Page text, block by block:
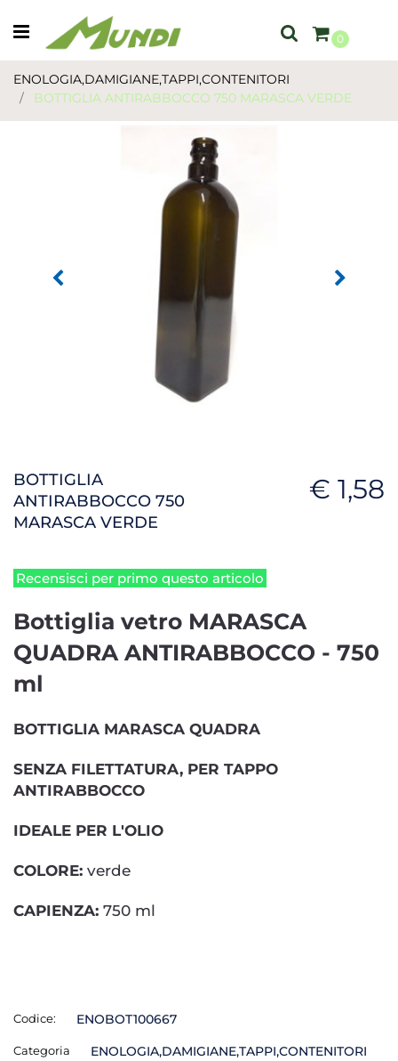
Open menu
0
ENOLOGIA,DAMIGIANE,TAPPI,CONTENITORI
BOTTIGLIA ANTIRABBOCCO 750 MARASCA VERDE
BOTTIGLIA
ANTIRABBOCCO 750
MARASCA VERDE
€ 1,58
Recensisci per primo questo articolo
Bottiglia vetro MARASCA
QUADRA ANTIRABBOCCO - 750
ml
BOTTIGLIA MARASCA QUADRA
SENZA FILETTATURA, PER TAPPO
ANTIRABBOCCO
IDEALE PER L'OLIO
COLORE: verde
CAPIENZA: 750 ml
Codice: ENOBOT100667
Categoria ENOLOGIA,DAMIGIANE,TAPPI,CONTENITORI